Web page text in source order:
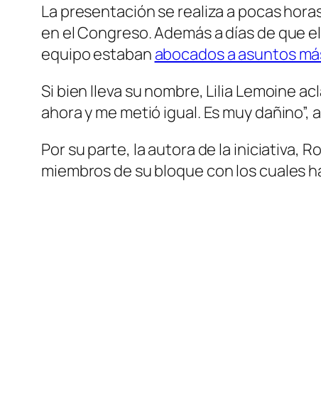
La presentación se realiza a pocas
en el Congreso. Además a días de que
equipo estaban abocados a asuntos
Si bien lleva su nombre, Lilia Lemoine
ahora y me metió igual. Es muy dañino”,
Por su parte, la autora de la iniciativa,
miembros de su bloque con los cuales